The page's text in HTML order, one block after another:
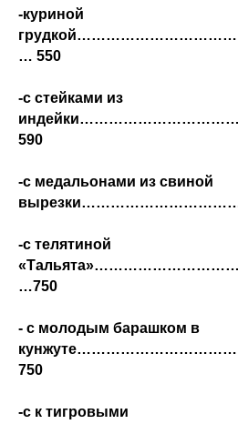
-куриной
… 550
-с стейками из
590
-с медальонами из свиной
-с телятиной
…750
- с молодым барашком в
750
-с к тигровыми